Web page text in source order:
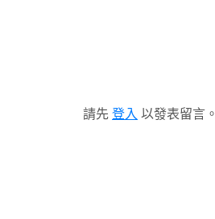
請先 登入 以發表留言。